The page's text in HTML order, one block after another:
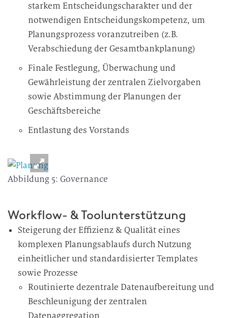
starkem Entscheidungscharakter und der
notwendigen Entscheidungskompetenz, um
Planungsprozess voranzutreiben (z.B.
Verabschiedung der Gesamtbankplanung)
Finale Festlegung, Überwachung und
Gewährleistung der zentralen Zielvorgaben
sowie Abstimmung der Planungen der
Geschäftsbereiche
Entlastung des Vorstands
Abbildung 5: Governance
Workflow- & Toolunterstützung
Steigerung der Effizienz & Qualität eines
komplexen Planungsablaufs durch Nutzung
einheitlicher und standardisierter Templates
sowie Prozesse
Routinierte dezentrale Datenaufbereitung und
Beschleunigung der zentralen
Datenaggregation